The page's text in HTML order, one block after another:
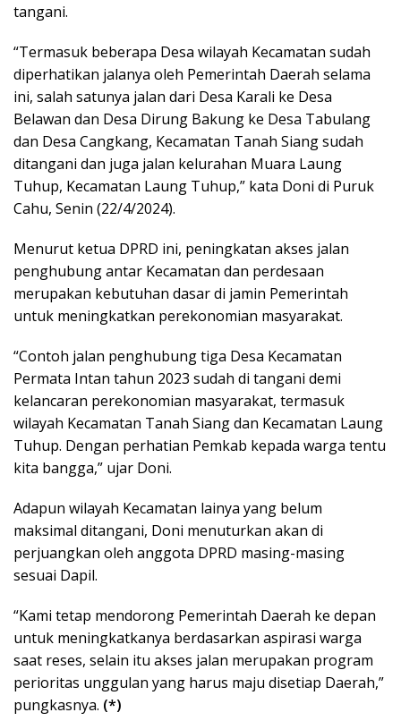
tangani.
“Termasuk beberapa Desa wilayah Kecamatan sudah
diperhatikan jalanya oleh Pemerintah Daerah selama
ini, salah satunya jalan dari Desa Karali ke Desa
Belawan dan Desa Dirung Bakung ke Desa Tabulang
dan Desa Cangkang, Kecamatan Tanah Siang sudah
ditangani dan juga jalan kelurahan Muara Laung
Tuhup, Kecamatan Laung Tuhup,” kata Doni di Puruk
Cahu, Senin (22/4/2024).
Menurut ketua DPRD ini, peningkatan akses jalan
penghubung antar Kecamatan dan perdesaan
merupakan kebutuhan dasar di jamin Pemerintah
untuk meningkatkan perekonomian masyarakat.
“Contoh jalan penghubung tiga Desa Kecamatan
Permata Intan tahun 2023 sudah di tangani demi
kelancaran perekonomian masyarakat, termasuk
wilayah Kecamatan Tanah Siang dan Kecamatan Laung
Tuhup. Dengan perhatian Pemkab kepada warga tentu
kita bangga,” ujar Doni.
Adapun wilayah Kecamatan lainya yang belum
maksimal ditangani, Doni menuturkan akan di
perjuangkan oleh anggota DPRD masing-masing
sesuai Dapil.
“Kami tetap mendorong Pemerintah Daerah ke depan
untuk meningkatkanya berdasarkan aspirasi warga
saat reses, selain itu akses jalan merupakan program
perioritas unggulan yang harus maju disetiap Daerah,”
pungkasnya. (*)